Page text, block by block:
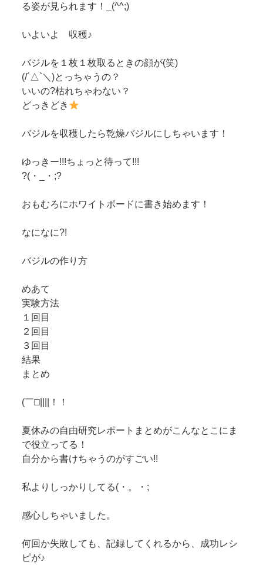
る姿が見られます！_(^^;)ゞ
いよいよ 収穫♪
バジルを１枚１枚取るときの顔が(笑)
(/´△`＼)とっちゃうの？
いいの?枯れちゃわない？
どっきどき
バジルを収穫したら乾燥バジルにしちゃいます！
ゆっきー!!!ちょっと待って!!!
?(・_・;?
おもむろにホワイトボードに書き始めます！
なになに?!
バジルの作り方
めあて
実験方法
１回目
２回目
３回目
結果
まとめ
(￣□||||！！
夏休みの自由研究レポートまとめがこんなとこにま
で役立ってる！
自分から書けちゃうのがすごい!!
私よりしっかりしてる(・。・;
感心しちゃいました。
何回か失敗しても、記録してくれるから、成功レシ
ピが♪